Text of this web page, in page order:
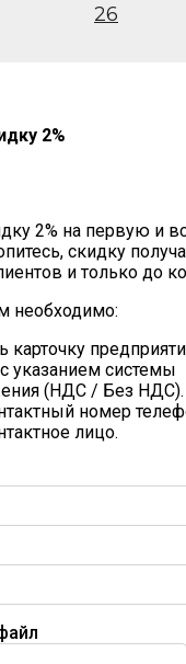
26
2%
2% на первую и
скидку
и только до
необходимо:
карточку
указанием системы
(НДС / Без НДС).
номер
лицо.